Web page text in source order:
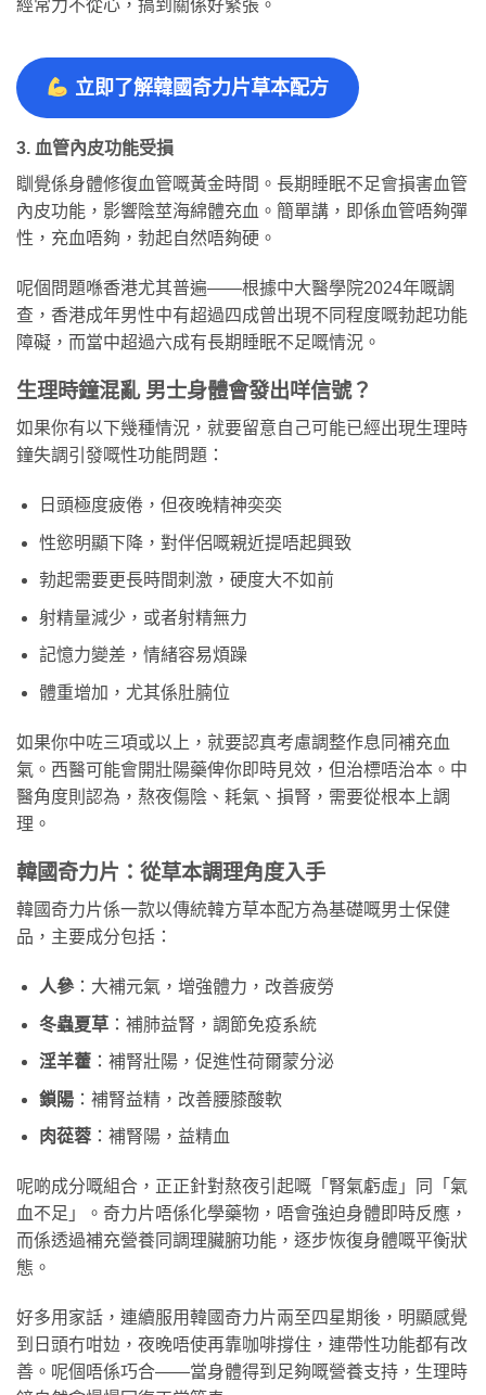
經常力不從心，搞到關係好緊張。
立即了解韓國奇力片草本配方
3. 血管內皮功能受損
瞓覺係身體修復血管嘅黃金時間。長期睡眠不足會損害血管
內皮功能，影響陰莖海綿體充血。簡單講，即係血管唔夠彈
性，充血唔夠，勃起自然唔夠硬。
呢個問題喺香港尤其普遍——根據中大醫學院2024年嘅調
查，香港成年男性中有超過四成曾出現不同程度嘅勃起功能
障礙，而當中超過六成有長期睡眠不足嘅情況。
生理時鐘混亂 男士身體會發出咩信號？
如果你有以下幾種情況，就要留意自己可能已經出現生理時
鐘失調引發嘅性功能問題：
日頭極度疲倦，但夜晚精神奕奕
性慾明顯下降，對伴侶嘅親近提唔起興致
勃起需要更長時間刺激，硬度大不如前
射精量減少，或者射精無力
記憶力變差，情緒容易煩躁
體重增加，尤其係肚腩位
如果你中咗三項或以上，就要認真考慮調整作息同補充血
氣。西醫可能會開壯陽藥俾你即時見效，但治標唔治本。中
醫角度則認為，熬夜傷陰、耗氣、損腎，需要從根本上調
理。
韓國奇力片：從草本調理角度入手
韓國奇力片係一款以傳統韓方草本配方為基礎嘅男士保健
品，主要成分包括：
人參：大補元氣，增強體力，改善疲勞
冬蟲夏草：補肺益腎，調節免疫系統
淫羊藿：補腎壯陽，促進性荷爾蒙分泌
鎖陽：補腎益精，改善腰膝酸軟
肉蓯蓉：補腎陽，益精血
呢啲成分嘅組合，正正針對熬夜引起嘅「腎氣虧虛」同「氣
血不足」。奇力片唔係化學藥物，唔會強迫身體即時反應，
而係透過補充營養同調理臟腑功能，逐步恢復身體嘅平衡狀
態。
好多用家話，連續服用韓國奇力片兩至四星期後，明顯感覺
到日頭冇咁攰，夜晚唔使再靠咖啡撐住，連帶性功能都有改
善。呢個唔係巧合——當身體得到足夠嘅營養支持，生理時